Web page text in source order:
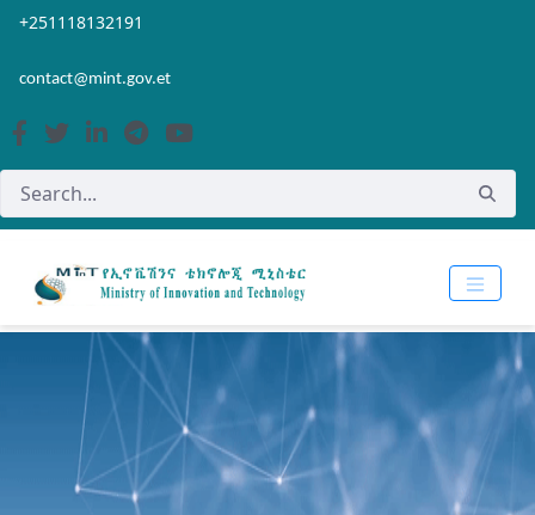
Skip to Main Content
Open Accessibility Menu
+251118132191
contact@mint.gov.et